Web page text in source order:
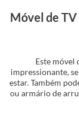
Móvel de
Este móvel
impressionante,
estar. Também
ou armário de